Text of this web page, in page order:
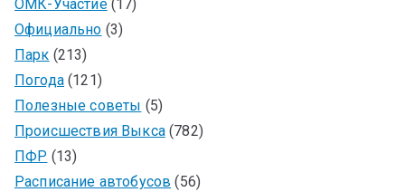
ОМК-Участие(17)
Официально (3)
Парк (213)
Погода(121)
Полезные советы (5)
Происшествия Выкса(782)
ПФР (13)
Расписание автобусов (56)